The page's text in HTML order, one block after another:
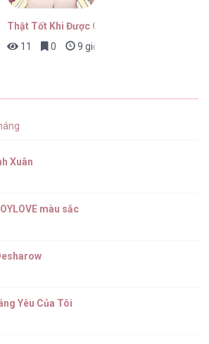
Nhẹ Sau Nửa Đêm [...] – Chap 11
trước
Thật Tốt Khi Được Gặp Em
11
0 9 giờ trước
Xuân
màu sắc
Yêu Của Tôi